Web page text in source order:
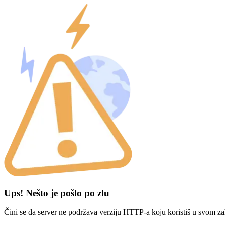
Ups! Nešto je pošlo po zlu
Čini se da server ne podržava verziju HTTP-a koju koristiš u svom